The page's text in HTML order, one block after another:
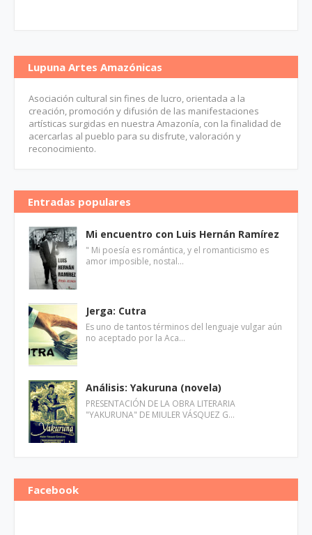
Lupuna Artes Amazónicas
Asociación cultural sin fines de lucro, orientada a la
creación, promoción y difusión de las manifestaciones
artísticas surgidas en nuestra Amazonía, con la finalidad de
acercarlas al pueblo para su disfrute, valoración y
reconocimiento.
Entradas populares
Mi encuentro con Luis Hernán Ramírez
" Mi poesía es romántica, y el romanticismo es
amor imposible, nostal…
Jerga: Cutra
Es uno de tantos términos del lenguaje vulgar aún
no aceptado por la Aca…
Análisis: Yakuruna (novela)
PRESENTACIÓN DE LA OBRA LITERARIA
"YAKURUNA" DE MIULER VÁSQUEZ G…
Facebook